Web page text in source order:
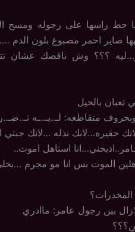
حط راسها على رجوله ومسح
صاير احمر مصبوغ بلون الدم ….
؟؟؟ وش ناقصك عشان
بالحيل
متقاطعه: لـ..يـ..ـه
حقيره…لانك نذله …لانك جبتي
استاهل اموت..
الموت بس انا مو مجرم
بين رجول عامر: ماادري